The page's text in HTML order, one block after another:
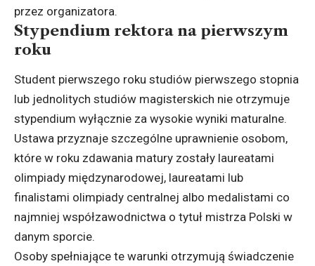
przez organizatora.
Stypendium rektora na pierwszym
roku
Student pierwszego roku studiów pierwszego stopnia
lub jednolitych studiów magisterskich nie otrzymuje
stypendium wyłącznie za wysokie wyniki maturalne.
Ustawa przyznaje szczególne uprawnienie osobom,
które w roku zdawania matury zostały laureatami
olimpiady międzynarodowej, laureatami lub
finalistami olimpiady centralnej albo medalistami co
najmniej współzawodnictwa o tytuł mistrza Polski w
danym sporcie.
Osoby spełniające te warunki otrzymują świadczenie